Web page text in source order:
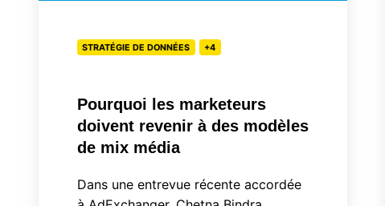
modèles
média
STRATÉGIE DE DONNÉES +4
Pourquoi les marketeurs
doivent revenir à des modèles
de mix média
Dans une entrevue récente accordée